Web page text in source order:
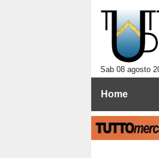
Sab 08 agosto
Home